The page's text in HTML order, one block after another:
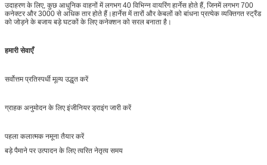
उदाहरण के लिए, कुछ आधुनिक वाहनों में लगभग 40 विभिन्न वायरिंग हार्नेस होते हैं, जिनमें लगभग 700
कनेक्टर और 3000 से अधिक तार होते हैं।हार्नेस में तारों और केबलों को बांधना प्रत्येक व्यक्तिगत स्ट्रैंड
को जोड़ने के बजाय बड़े घटकों के लिए कनेक्शन को सरल बनाता है।
हमारी सेवाएँ
सर्वोत्तम प्रतिस्पर्धी मूल्य उद्धृत करें
ग्राहक अनुमोदन के लिए इंजीनियर ड्राइंग जारी करें
पहला कलात्मक नमूना तैयार करें
बड़े पैमाने पर उत्पादन के लिए त्वरित नेतृत्व समय